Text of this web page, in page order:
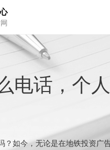
电话，个
如今，无论是在地铁投资广